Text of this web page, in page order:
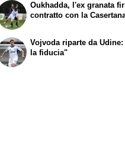
Oukhadda, l'ex granata
contratto con la
Vojvoda riparte da
la fiducia"